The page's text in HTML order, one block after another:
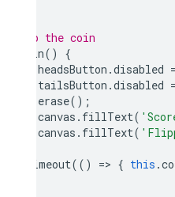
// Flip the coin
flipCoin()
{
headsButton .disabled =
tailsButton .disabled =
erase();
canvas . fillText(
canvas . fillText(
setTimeout(() => { this .